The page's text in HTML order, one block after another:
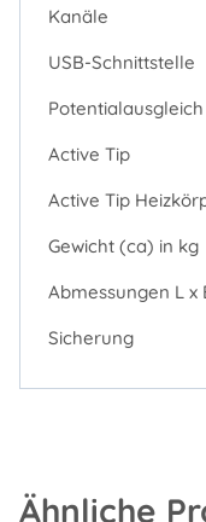
Kanäle
USB-Schnittstelle
Potentialausgleich
Active Tip
Active Tip
Gewicht (ca) in kg
Abmessungen L x
Sicherung
Ähnliche